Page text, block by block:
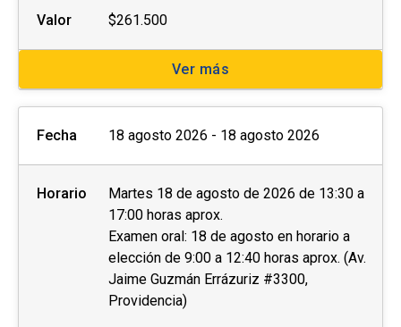
Elpostular no asegura el cupo
inscrito o aceptado en el programa se debe
pagar el valor completo de la actividad para
estar matriculado.
No se tramitarán postulaciones incompletas.
importante sobre el proceso de admisión y
Valor $261.500
Ver más
Fecha 18 agosto 2026 - 18 agosto 2026
Horario
Martes 18 de agosto de 2026 de 13:30 a
17:00 horas aprox.
Examen oral: 18 de agosto en horario a
elección de 9:00 a 12:40 horas aprox. (Av.
Jaime Guzmán Errázuriz #3300,
Providencia)